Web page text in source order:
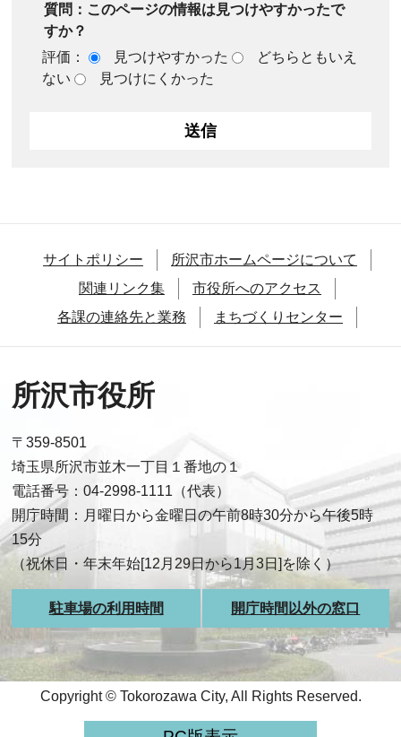
質問：このページの情報は見つけやすかったで
すか？
評価：
見つけやすかった
どちらともいえ
ない
見つけにくかった
サイトポリシー
所沢市ホームページについて
関連リンク集
市役所へのアクセス
各課の連絡先と業務
まちづくりセンター
所沢市役所
〒359-8501
埼玉県所沢市並木一丁目１番地の１
電話番号：04-2998-1111（代表）
開庁時間：月曜日から金曜日の午前8時30分から午後5時
15分
（祝休日・年末年始[12月29日から1月3日]を除く）
駐車場の利用時間 開庁時間以外の窓口
Copyright © Tokorozawa City, All Rights Reserved.